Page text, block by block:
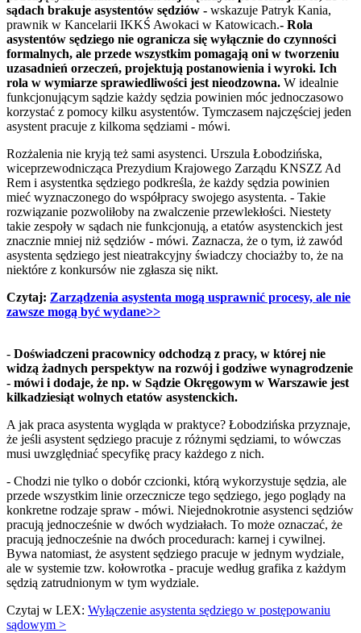
sądach brakuje asystentów sędziów - wskazuje Patryk Kania,
prawnik w Kancelarii IKKŚ Awokaci w Katowicach.- Rola
asystentów sędziego nie ogranicza się wyłącznie do czynności
formalnych, ale przede wszystkim pomagają oni w tworzeniu
uzasadnień orzeczeń, projektują postanowienia i wyroki. Ich
rola w wymiarze sprawiedliwości jest nieodzowna. W idealnie
funkcjonującym sądzie każdy sędzia powinien móc jednoczasowo
korzystać z pomocy kilku asystentów. Tymczasem najczęściej jeden
asystent pracuje z kilkoma sędziami - mówi.
Rozżalenia nie kryją też sami asystenci. Urszula Łobodzińska,
wiceprzewodnicząca Prezydium Krajowego Zarządu KNSZZ Ad
Rem i asystentka sędziego podkreśla, że każdy sędzia powinien
mieć wyznaczonego do współpracy swojego asystenta. - Takie
rozwiązanie pozwoliłoby na zwalczenie przewlekłości. Niestety
takie zespoły w sądach nie funkcjonują, a etatów asystenckich jest
znacznie mniej niż sędziów - mówi. Zaznacza, że o tym, iż zawód
asystenta sędziego jest nieatrakcyjny świadczy chociażby to, że na
niektóre z konkursów nie zgłasza się nikt.
Czytaj: Zarządzenia asystenta mogą usprawnić procesy, ale nie
zawsze mogą być wydane>>
- Doświadczeni pracownicy odchodzą z pracy, w której nie
widzą żadnych perspektyw na rozwój i godziwe wynagrodzenie
- mówi i dodaje, że np. w Sądzie Okręgowym w Warszawie jest
kilkadziesiąt wolnych etatów asystenckich.
A jak praca asystenta wygląda w praktyce? Łobodzińska przyznaje,
że jeśli asystent sędziego pracuje z różnymi sędziami, to wówczas
musi uwzględniać specyfikę pracy każdego z nich.
- Chodzi nie tylko o dobór czcionki, którą wykorzystuje sędzia, ale
przede wszystkim linie orzecznicze tego sędziego, jego poglądy na
konkretne rodzaje spraw - mówi. Niejednokrotnie asystenci sędziów
pracują jednocześnie w dwóch wydziałach. To może oznaczać, że
pracują jednocześnie na dwóch procedurach: karnej i cywilnej.
Bywa natomiast, że asystent sędziego pracuje w jednym wydziale,
ale w systemie tzw. kołowrotka - pracuje według grafika z każdym
sędzią zatrudnionym w tym wydziale.
Czytaj w LEX: Wyłączenie asystenta sędziego w postępowaniu
sądowym >